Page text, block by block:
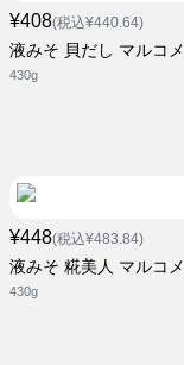
¥408(税込¥440.64)
液みそ 貝だし マルコメ
430g
¥448(税込¥483.84)
液みそ 糀美人 マルコメ
430g